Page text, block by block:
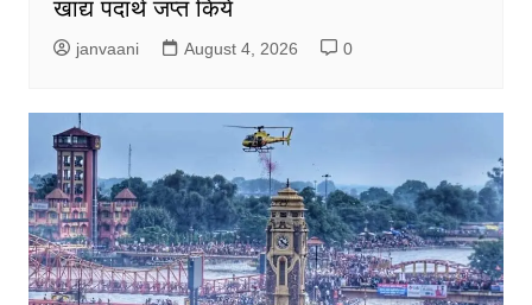
खाद्य पदार्थ जप्त किये
janvaani August 4, 2026 0